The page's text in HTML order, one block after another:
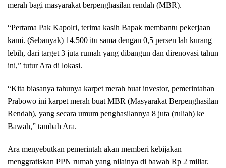
merah bagi masyarakat berpenghasilan rendah (MBR).
“Pertama Pak Kapolri, terima kasih Bapak membantu pekerjaan
kami. (Sebanyak) 14.500 itu sama dengan 0,5 persen lah kurang
lebih, dari target 3 juta rumah yang dibangun dan direnovasi tahun
ini,” tutur Ara di lokasi.
“Kita biasanya tahunya karpet merah buat investor, pemerintahan
Prabowo ini karpet merah buat MBR (Masyarakat Berpenghasilan
Rendah), yang secara umum penghasilannya 8 juta (ruliah) ke
Bawah,” tambah Ara.
Ara menyebutkan pemerintah akan memberi kebijakan
menggratiskan PPN rumah yang nilainya di bawah Rp 2 miliar.